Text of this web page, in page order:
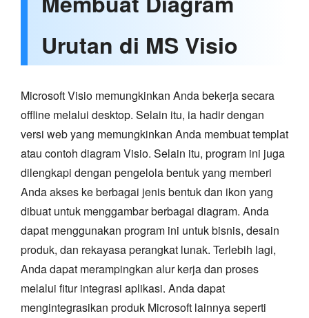
Urutan di MS Visio
Microsoft Visio memungkinkan Anda bekerja secara
offline melalui desktop. Selain itu, ia hadir dengan
versi web yang memungkinkan Anda membuat templat
atau contoh diagram Visio. Selain itu, program ini juga
dilengkapi dengan pengelola bentuk yang memberi
Anda akses ke berbagai jenis bentuk dan ikon yang
dibuat untuk menggambar berbagai diagram. Anda
dapat menggunakan program ini untuk bisnis, desain
produk, dan rekayasa perangkat lunak. Terlebih lagi,
Anda dapat merampingkan alur kerja dan proses
melalui fitur integrasi aplikasi. Anda dapat
mengintegrasikan produk Microsoft lainnya seperti